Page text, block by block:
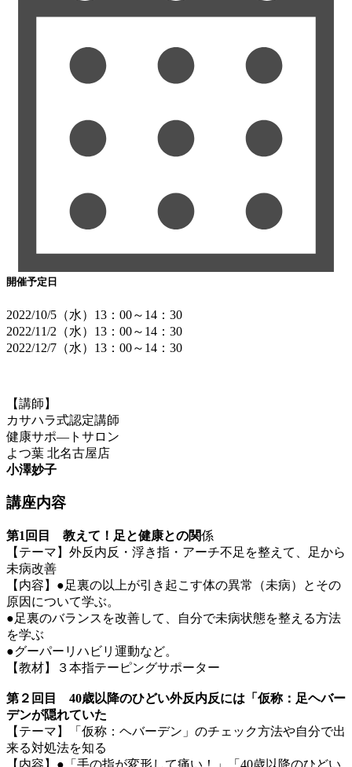
開催予定日
2022/10/5（水）13：00～14：30
2022/11/2（水）13：00～14：30
2022/12/7（水）13：00～14：30
【講師】
カサハラ式認定講師
健康サポ―トサロン
よつ葉 北名古屋店
小澤妙子
講座内容
第1回目 教えて！足と健康との関係
【テーマ】外反内反・浮き指・アーチ不足を整えて、足から
未病改善
【内容】●足裏の以上が引き起こす体の異常（未病）とその
原因について学ぶ。
●足裏のバランスを改善して、自分で未病状態を整える方法
を学ぶ
●グーパーリハビリ運動など。
【教材】３本指テーピングサポーター
第２回目 40歳以降のひどい外反内反には「仮称：足ヘバー
デンが隠れていた
【テーマ】「仮称：ヘバーデン」のチェック方法や自分で出
来る対処法を知る
【内容】●「手の指が変形して痛い！」「40歳以降のひどい